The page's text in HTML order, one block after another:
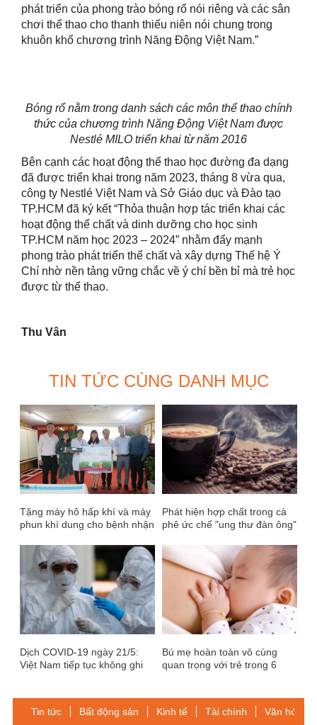
phát triển của phong trào bóng rổ nói riêng và các sân
chơi thể thao cho thanh thiếu niên nói chung trong
khuôn khổ chương trình Năng Động Việt Nam.”
Bóng rổ nằm trong danh sách các môn thể thao chính
thức của chương trình Năng Động Việt Nam được
Nestlé MILO triển khai từ năm 2016
Bên cạnh các hoạt động thể thao học đường đa dạng
đã được triển khai trong năm 2023, tháng 8 vừa qua,
công ty Nestlé Việt Nam và Sở Giáo dục và Đào tạo
TP.HCM đã ký kết “Thỏa thuận hợp tác triển khai các
hoạt động thể chất và dinh dưỡng cho học sinh
TP.HCM năm học 2023 – 2024” nhằm đẩy mạnh
phong trào phát triển thể chất và xây dựng Thế hệ Ý
Chí nhờ nền tảng vững chắc về ý chí bền bỉ mà trẻ học
được từ thể thao.
Thu Vân
TIN TỨC CÙNG DANH MỤC
Tặng máy hô hấp khí và máy
phun khí dung cho bệnh nhận
Thành phố Hồ Chí Minh
Phát hiện hợp chất trong cà
phê ức chế "ung thư đàn ông"
Dịch COVID-19 ngày 21/5:
Việt Nam tiếp tục không ghi
Bú mẹ hoàn toàn vô cùng
quan trọng với trẻ trong 6
Tin tức Bất động sản Kinh tế Tài chính Văn hóa-